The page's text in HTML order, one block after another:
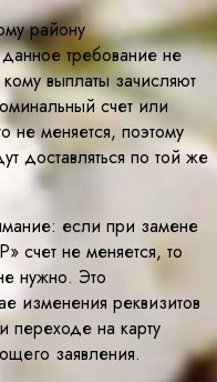
району
требование не
выплаты зачисляют
счет или
не меняется, поэтому
доставляться по той же
если при замене
счет не меняется, то
нужно. Это
изменения реквизитов
переходе на карту
заявления.